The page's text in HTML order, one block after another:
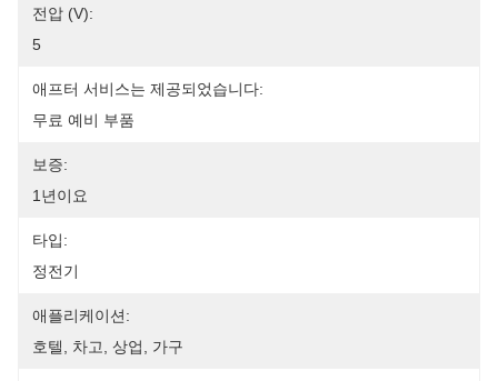
전압 (V):
5
애프터 서비스는 제공되었습니다:
무료 예비 부품
보증:
1년이요
타입:
정전기
애플리케이션:
호텔, 차고, 상업, 가구